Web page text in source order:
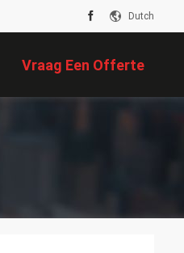
Dutch
Vraag Een Offerte